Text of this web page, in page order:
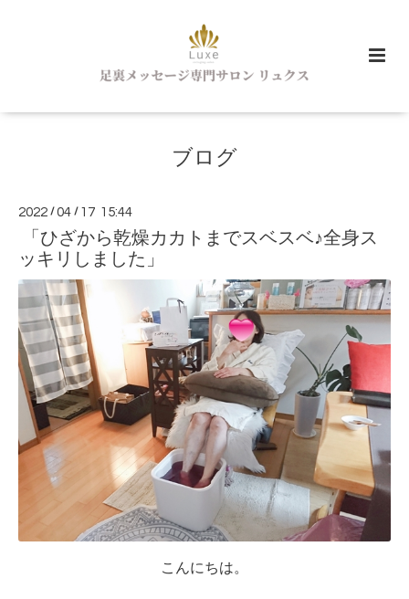
ブログ
2022 /04 / 17 15:44
「ひざから乾燥カカトまでスベスベ♪全身ス
ッキリしました」
こんにちは。